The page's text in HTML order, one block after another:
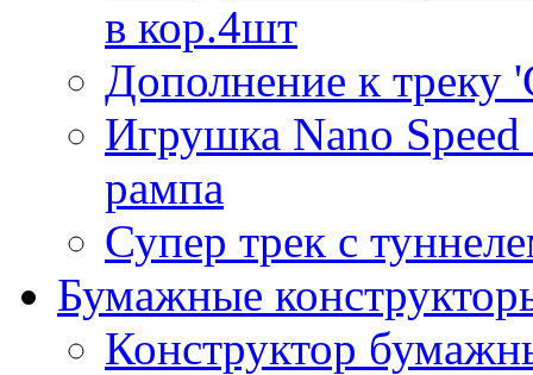
в кор.4шт
Дополнение к треку
Игрушка Nano
рампа
Супер трек с
Бумажные
Конструктор